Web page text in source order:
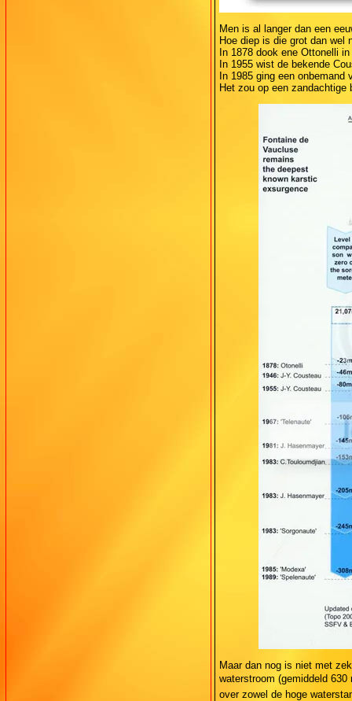
Men is al langer dan een
Hoe diep is die grot dan wel
In 1878 dook ene Ottonelli
In 1955 wist de bekende
In 1985 ging een onbemand
Het zou op een
Maar dan nog is niet met
waterstroom (gemiddeld
over zowel de hoge